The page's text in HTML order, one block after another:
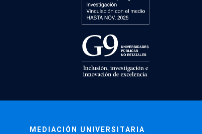
MEDIACIÓN UNIVERSITARIA